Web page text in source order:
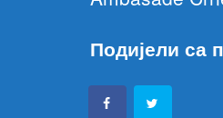
Подијели са